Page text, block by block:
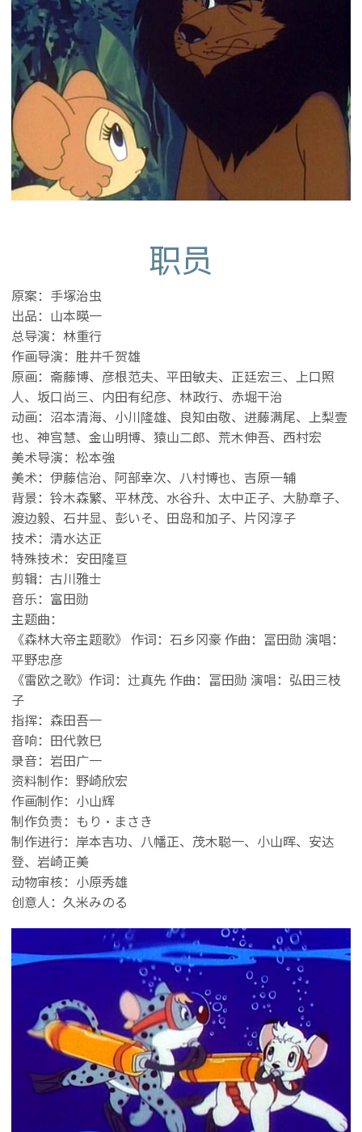
职员
原案：手塚治虫
出品：山本暎一
总导演：林重行
作画导演：胜井千贺雄
原画：斋藤博、彦根范夫、平田敏夫、正廷宏三、上口照
人、坂口尚三、内田有纪彦、林政行、赤堀干治
动画：沼本清海、小川隆雄、良知由敬、进藤满尾、上梨壹
也、神宫慧、金山明博、猿山二郎、荒木伸吾、西村宏
美术导演：松本強
美术：伊藤信治、阿部幸次、八村博也、吉原一辅
背景：铃木森繁、平林茂、水谷升、太中正子、大胁章子、
渡边毅、石井显、彭いそ、田岛和加子、片冈淳子
技术：清水达正
特殊技术：安田隆亘
剪辑：古川雅士
音乐：富田勋
主题曲：
《森林大帝主题歌》 作词：石乡冈豪 作曲：冨田勋 演唱：
平野忠彦
《雷欧之歌》作词：辻真先 作曲：冨田勋 演唱：弘田三枝
子
指挥：森田吾一
音响：田代敦巳
录音：岩田广一
资料制作：野崎欣宏
作画制作：小山辉
制作负责：もり・まさき
制作进行：岸本吉功、八幡正、茂木聪一、小山晖、安达
登、岩崎正美
动物审核：小原秀雄
创意人：久米みのる